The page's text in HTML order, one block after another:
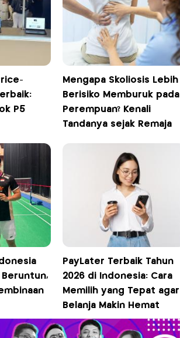
P5
Mengapa Skoliosis Lebih
Berisiko Memburuk pada
Perempuan? Kenali
Tandanya sejak Remaja
Beruntun,
PayLater Terbaik Tahun
2026 di Indonesia: Cara
Memilih yang Tepat agar
Belanja Makin Hemat